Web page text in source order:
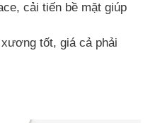
cải tiến bề mặt giúp
tốt, giá cả phải